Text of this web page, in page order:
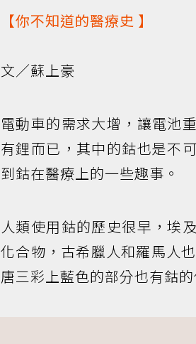
【你不知道的醫療史 】
文／蘇上豪
電動車的需求大增，讓電池
有鋰而已，其中的鈷也是不
到鈷在醫療上的一些趣事。
人類使用鈷的歷史很早，埃
化合物，古希臘人和羅馬人
唐三彩上藍色的部分也有鈷